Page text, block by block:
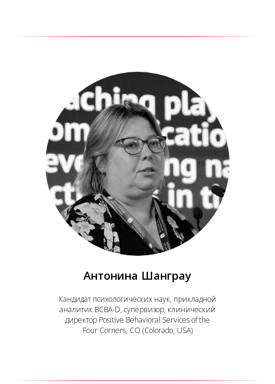
Антонина Шанграу
Кандидат психологических наук, прикладной
аналитик BCBA-D, супервизор, клинический
директор Positive Behavioral Services of the
Four Corners, CO (Colorado, USA)